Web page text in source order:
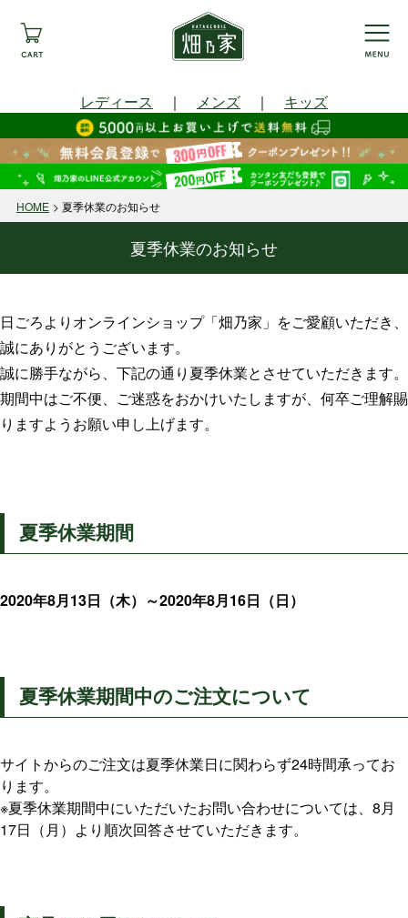
レディース ｜ メンズ ｜ キッズ
HOME 夏季休業のお知らせ
夏季休業のお知らせ
日ごろよりオンラインショップ「畑乃家」をご愛顧いただき、
誠にありがとうございます。
誠に勝手ながら、下記の通り夏季休業とさせていただきます。
期間中はご不便、ご迷惑をおかけいたしますが、何卒ご理解賜
りますようお願い申し上げます。
夏季休業期間
2020年8月13日（木）～2020年8月16日（日）
夏季休業期間中のご注文について
サイトからのご注文は夏季休業日に関わらず24時間承ってお
ります。
※夏季休業期間中にいただいたお問い合わせについては、8月
17日（月）より順次回答させていただきます。